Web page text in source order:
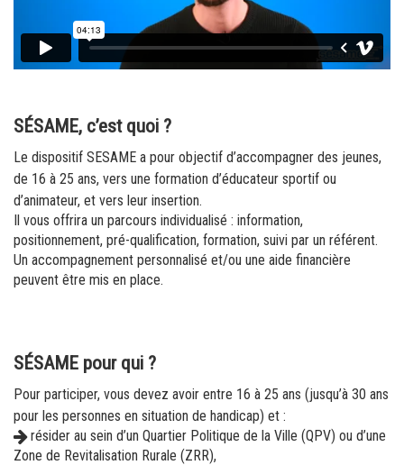
SÉSAME, c’est quoi ?
Le dispositif SESAME a pour objectif d’accompagner des jeunes,
de 16 à 25 ans, vers une formation d’éducateur sportif ou
d’animateur, et vers leur insertion.
Il vous offrira un parcours individualisé : information,
positionnement, pré-qualification, formation, suivi par un référent.
Un accompagnement personnalisé et/ou une aide financière
peuvent être mis en place.
SÉSAME pour qui ?
Pour participer, vous devez avoir entre 16 à 25 ans (jusqu’à 30 ans
pour les personnes en situation de handicap) et :
résider au sein d’un Quartier Politique de la Ville (QPV) ou d’une
Zone de Revitalisation Rurale (ZRR),